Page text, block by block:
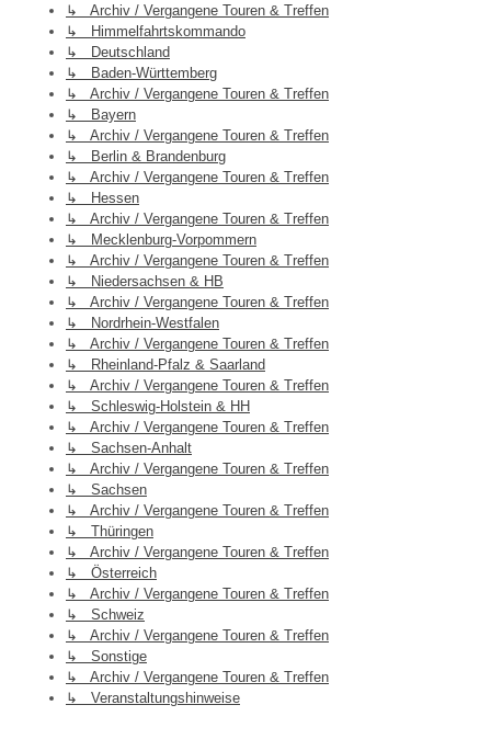
↳ Archiv / Vergangene Touren & Treffen
↳ Himmelfahrtskommando
↳ Deutschland
↳ Baden-Württemberg
↳ Archiv / Vergangene Touren & Treffen
↳ Bayern
↳ Archiv / Vergangene Touren & Treffen
↳ Berlin & Brandenburg
↳ Archiv / Vergangene Touren & Treffen
↳ Hessen
↳ Archiv / Vergangene Touren & Treffen
↳ Mecklenburg-Vorpommern
↳ Archiv / Vergangene Touren & Treffen
↳ Niedersachsen & HB
↳ Archiv / Vergangene Touren & Treffen
↳ Nordrhein-Westfalen
↳ Archiv / Vergangene Touren & Treffen
↳ Rheinland-Pfalz & Saarland
↳ Archiv / Vergangene Touren & Treffen
↳ Schleswig-Holstein & HH
↳ Archiv / Vergangene Touren & Treffen
↳ Sachsen-Anhalt
↳ Archiv / Vergangene Touren & Treffen
↳ Sachsen
↳ Archiv / Vergangene Touren & Treffen
↳ Thüringen
↳ Archiv / Vergangene Touren & Treffen
↳ Österreich
↳ Archiv / Vergangene Touren & Treffen
↳ Schweiz
↳ Archiv / Vergangene Touren & Treffen
↳ Sonstige
↳ Archiv / Vergangene Touren & Treffen
↳ Veranstaltungshinweise